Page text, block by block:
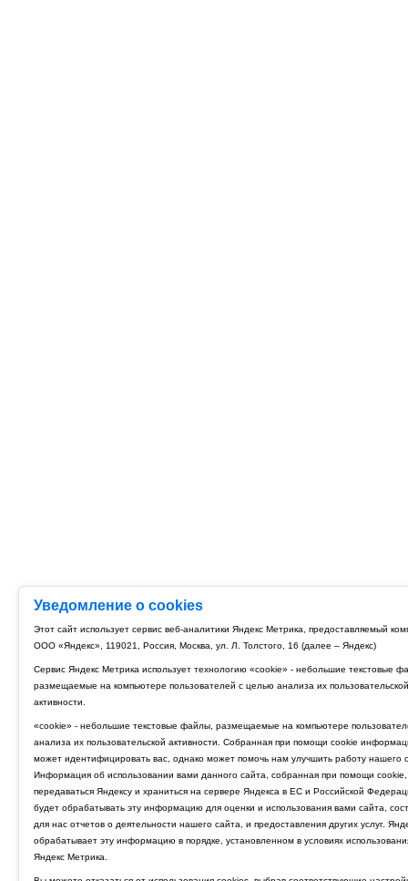
Уведомление о cookies
Этот сайт использует сервис веб-аналитики Яндекс Метрика, предоставляемый
ООО «Яндекс», 119021, Россия, Москва, ул. Л. Толстого, 16 (далее – Яндекс)
Сервис Яндекс Метрика использует технологию «cookie» - небольшие текстовые
размещаемые на компьютере пользователей с целью анализа их пользовательской
активности.
«cookie» - небольшие текстовые файлы, размещаемые на компьютере
анализа их пользовательской активности. Собранная при помощи cookie
может идентифицировать вас, однако может помочь нам улучшить работу нашего
Информация об использовании вами данного сайта, собранная при помощи cookie,
передаваться Яндексу и храниться на сервере Яндекса в ЕС и Российской
будет обрабатывать эту информацию для оценки и использования вами сайта,
для нас отчетов о деятельности нашего сайта, и предоставления других услуг.
обрабатывает эту информацию в порядке, установленном в условиях
Яндекс Метрика.